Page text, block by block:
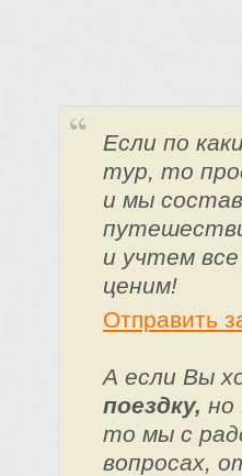
Если по
тур, то
и мы
и учтем
ценим!
Отправить
А если Вы
поездку, но
то мы с
вопросах,